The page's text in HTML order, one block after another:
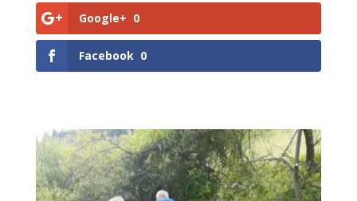
Google+ 0
Facebook 0